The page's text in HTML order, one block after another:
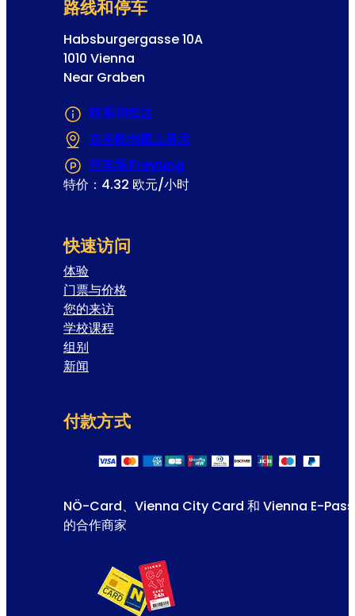
路线和停车
Habsburgergasse 10A
1010 Vienna
Near Graben
联系和抵达
在谷歌地图上显示
停车场 Freyung
特价：4.32 欧元/小时
快速访问
体验
门票与价格
您的来访
学校课程
组别
新闻
付款方式
NÖ-Card、Vienna City Card 和 Vienna E-Pass
的合作商家